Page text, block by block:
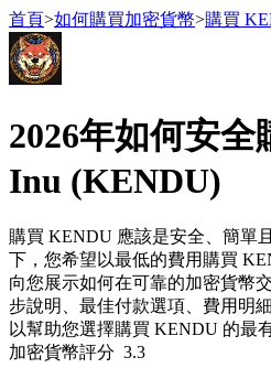
合約
USDT永續
首頁>如何購買加密貨幣>購買
2026年如何安全
Inu (KENDU)
購買 KENDU 應該是安全、簡單
下，您希望以最低的費用購買
向您展示如何在可靠的加密貨幣
步說明、最佳付款選項、費用明
以幫助您選擇購買 KENDU 的最
加密貨幣評分 3.3